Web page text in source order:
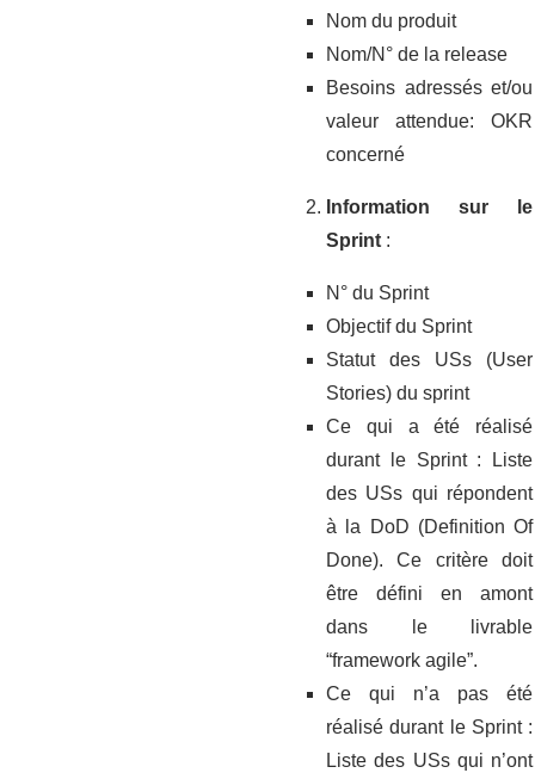
Nom du produit
Nom/N° de la release
Besoins adressés et/ou
valeur attendue: OKR
concerné
Information sur le
Sprint :
N° du Sprint
Objectif du Sprint
Statut des USs (User
Stories) du sprint
Ce qui a été réalisé
durant le Sprint : Liste
des USs qui répondent
à la DoD (Definition Of
Done). Ce critère doit
être défini en amont
dans le livrable
“framework agile”.
Ce qui n’a pas été
réalisé durant le Sprint :
Liste des USs qui n’ont